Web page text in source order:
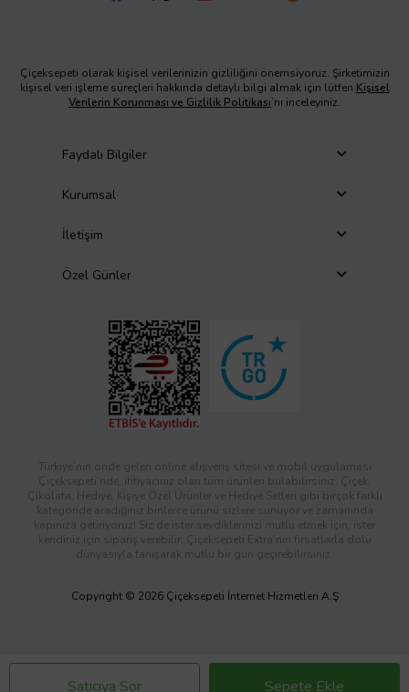
Satıcıya Sor Sepete Ekle
Çiçeksepeti olarak kişisel verilerinizin gizliliğini önemsiyoruz. Şirketimizin
kişisel veri işleme süreçleri hakkında detaylı bilgi almak için lütfen Kişisel
Verilerin Korunması ve Gizlilik Politikası’nı inceleyiniz.
Faydalı Bilgiler
Kurumsal
İletişim
Özel Günler
Türkiye’nin önde gelen online alışveriş sitesi ve mobil uygulaması
Çiçeksepeti’nde, ihtiyacınız olan tüm ürünleri bulabilirsiniz. Çiçek,
Çikolata, Hediye, Kişiye Özel Ürünler ve Hediye Setleri gibi birçok farklı
kategoride aradığınız binlerce ürünü sizlere sunuyor ve zamanında
kapınıza getiriyoruz! Siz de ister sevdiklerinizi mutlu etmek için, ister
kendiniz için sipariş verebilir; Çiçeksepeti Extra’nın fırsatlarla dolu
dünyasıyla tanışarak mutlu bir gün geçirebilirsiniz.
Copyright © 2026 Çiçeksepeti İnternet Hizmetleri A.Ş